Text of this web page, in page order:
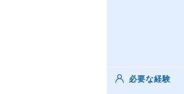
必要な経験